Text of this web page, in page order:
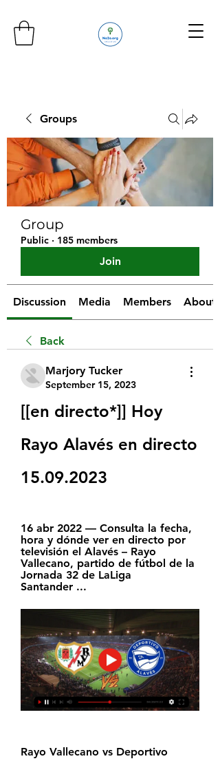
Groups
Group
Public · 185 members
Join
Discussion Media Members About
Back
Marjory Tucker
September 15, 2023
[[en directo*]] Hoy
Rayo Alavés en directo
15.09.2023
16 abr 2022 — Consulta la fecha,
hora y dónde ver en directo por
televisión el Alavés – Rayo
Vallecano, partido de fútbol de la
Jornada 32 de LaLiga
Santander ...
Rayo Vallecano vs Deportivo